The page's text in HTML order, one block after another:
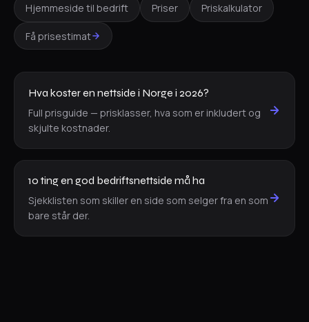
Hjemmeside til bedrift Priser Priskalkulator
Få prisestimat
Hva koster en nettside i Norge i 2026?
Full prisguide — prisklasser, hva som er inkludert og
skjulte kostnader.
10 ting en god bedriftsnettside må ha
Sjekklisten som skiller en side som selger fra en som
bare står der.